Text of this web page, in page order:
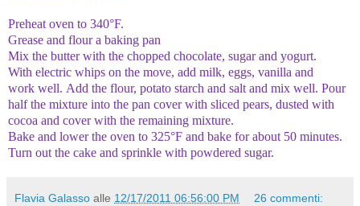
Preheat oven to 340°F.
Grease and flour a baking pan
Mix the butter with the chopped chocolate, sugar and yogurt.
With electric whips on the move, add milk, eggs, vanilla and
work well. Add the flour, potato starch and salt and mix well. Pour
half the mixture into the pan cover with sliced ​​pears, dusted with
cocoa and cover with the remaining mixture.
Bake and lower the oven to 325°F and bake for about 50 minutes.
Turn out the cake and sprinkle with powdered sugar.
Flavia Galasso alle 12/17/2011 06:56:00 PM 26 commenti: